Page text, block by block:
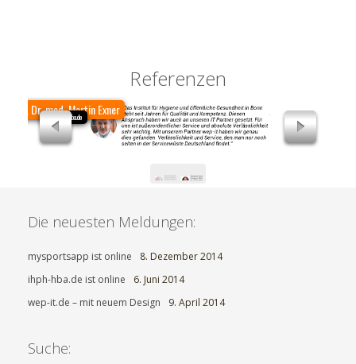
Referenzen
Prof. Dr. med. Martin Exner
www.ihph-hba.de
Die neuesten Meldungen:
mysportsapp ist online
8. Dezember 2014
ihph-hba.de ist online
6. Juni 2014
wep-it.de – mit neuem Design
9. April 2014
Suche: